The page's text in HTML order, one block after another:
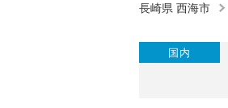
長崎県 西海市
国内